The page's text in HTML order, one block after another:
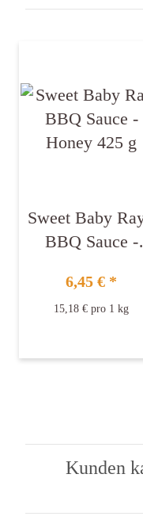
Sweet Baby
BBQ Sauce -
6,45 € *
15,18 € pro 1 kg
Kunden